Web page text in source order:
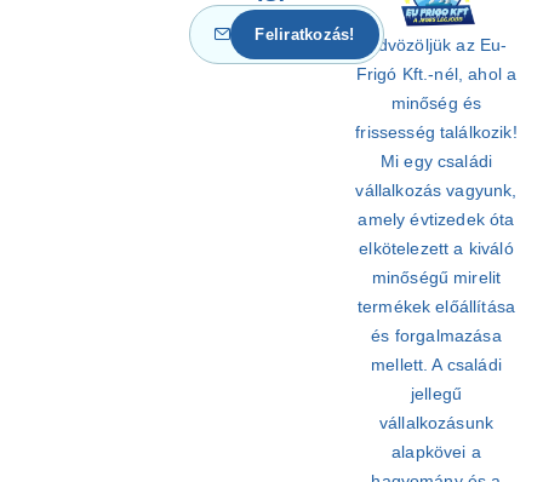
Üdvözöljük az Eu-
Frigó Kft.-nél, ahol a
minőség és
frissesség találkozik!
Mi egy családi
vállalkozás vagyunk,
amely évtizedek óta
elkötelezett a kiváló
minőségű mirelit
termékek előállítása
és forgalmazása
mellett. A családi
jellegű
vállalkozásunk
alapkövei a